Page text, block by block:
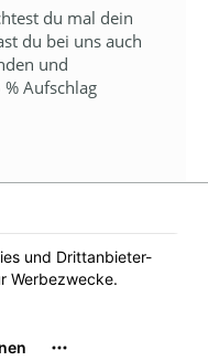
du mal dein
du bei uns auch
und
Aufschlag